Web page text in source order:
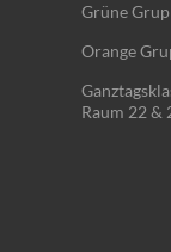
Grüne
Orange
Raum 22 &